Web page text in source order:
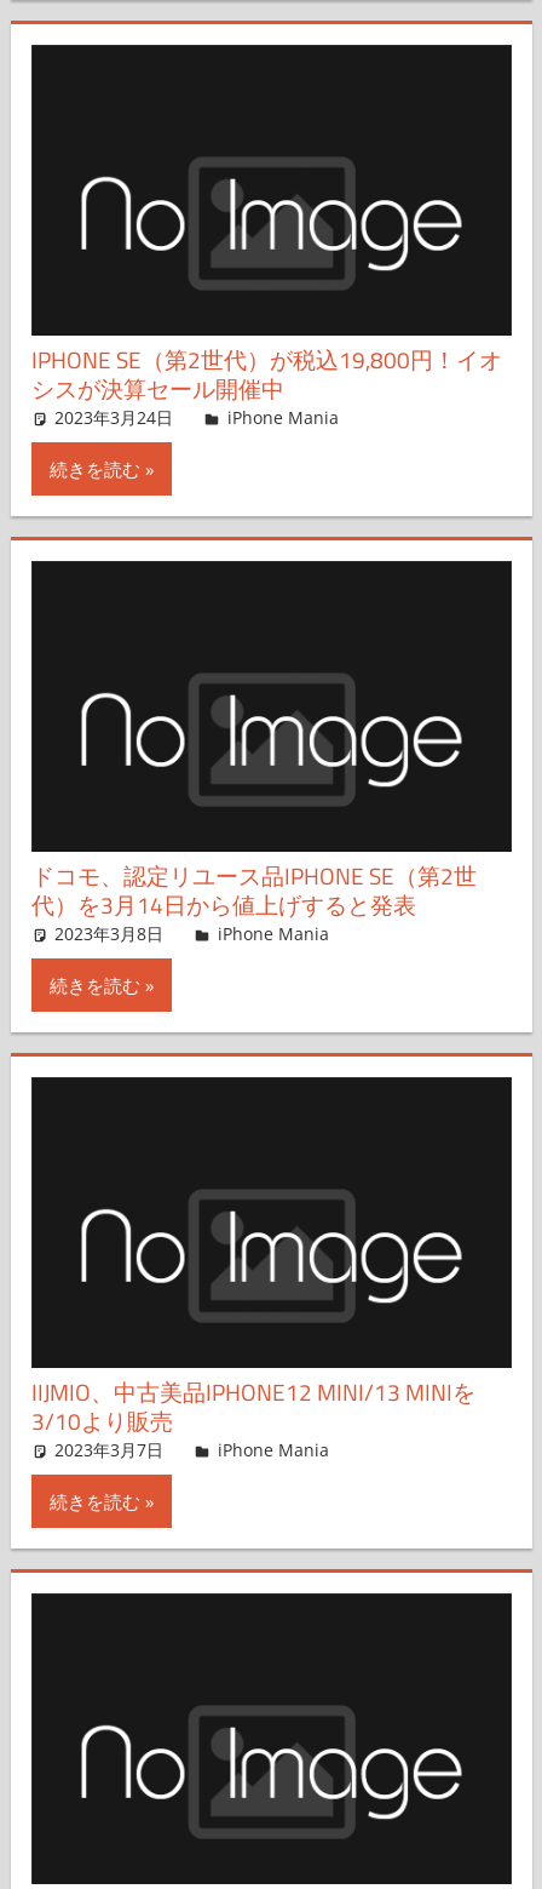
IPHONE SE（第2世代）が税込19,800円！イオ
シスが決算セール開催中
2023年3月24日 iPhone Mania
iPhone Mania
続きを読む
ドコモ、認定リユース品IPHONE SE（第2世
代）を3月14日から値上げすると発表
2023年3月8日 iPhone Mania
iPhone Mania
続きを読む
IIJMIO、中古美品IPHONE12 MINI/13 MINIを
3/10より販売
2023年3月7日 iPhone Mania
iPhone Mania
続きを読む